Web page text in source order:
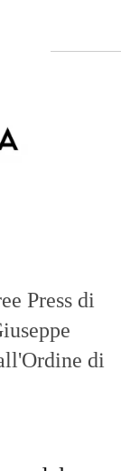
Press di
di